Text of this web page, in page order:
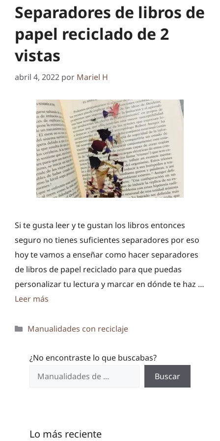
Separadores de libros de
papel reciclado de 2
vistas
abril 4, 2022 por Mariel H
Si te gusta leer y te gustan los libros entonces
seguro no tienes suficientes separadores por eso
hoy te vamos a enseñar como hacer separadores
de libros de papel reciclado para que puedas
personalizar tu lectura y marcar en dónde te haz …
Leer más
Categorías
Manualidades con reciclaje
¿No encontraste lo que buscabas?
Buscar
Lo más reciente